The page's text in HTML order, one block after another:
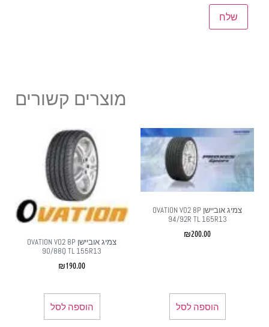
מוצרים קשורים
צמיג אוביישן OVATION V02 8P
94/92R TL 165R13
₪200.00
הוספה לסל
צמיג אוביישן OVATION V02 8P
90/88Q TL 155R13
₪190.00
הוספה לסל